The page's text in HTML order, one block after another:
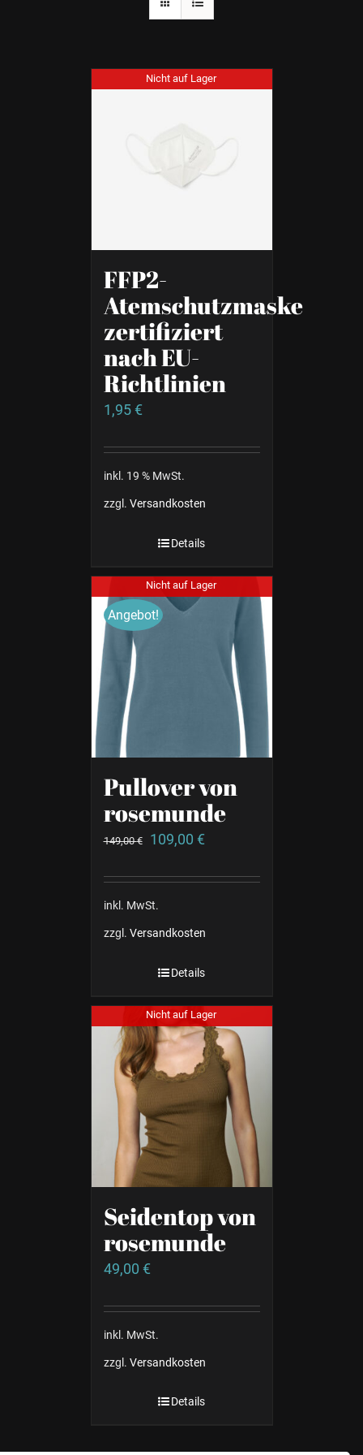
Nicht auf Lager
FFP2-
Atemschutzmaske
zertifiziert
nach EU-
Richtlinien
1,95€
inkl. 19 % MwSt.
zzgl. Versandkosten
Details
Angebot!
Nicht auf Lager
Pullover von
rosemunde
149,00€ 109,00 €
inkl. MwSt.
zzgl. Versandkosten
Details
Nicht auf Lager
Seidentop von
rosemunde
49,00 €
inkl. MwSt.
zzgl. Versandkosten
Details